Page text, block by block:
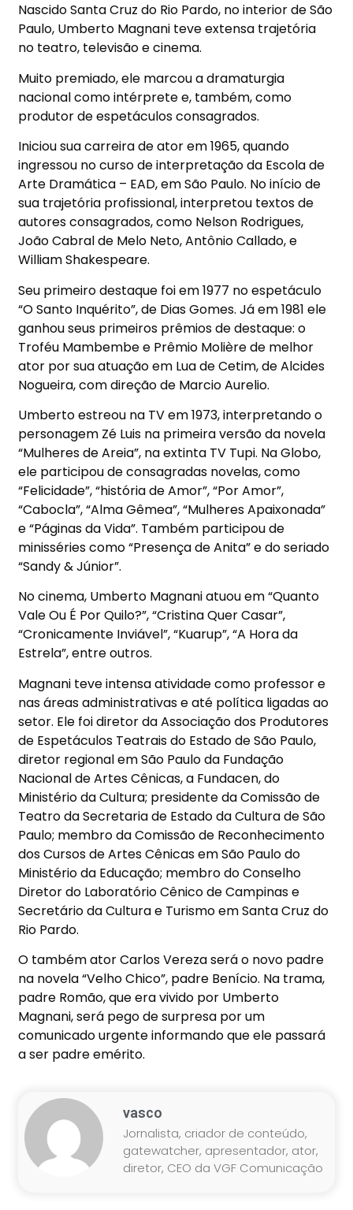
Nascido Santa Cruz do Rio Pardo, no interior de São
Paulo, Umberto Magnani teve extensa trajetória
no teatro, televisão e cinema.
Muito premiado, ele marcou a dramaturgia
nacional como intérprete e, também, como
produtor de espetáculos consagrados.
Iniciou sua carreira de ator em 1965, quando
ingressou no curso de interpretação da Escola de
Arte Dramática – EAD, em São Paulo. No início de
sua trajetória profissional, interpretou textos de
autores consagrados, como Nelson Rodrigues,
João Cabral de Melo Neto, Antônio Callado, e
William Shakespeare.
Seu primeiro destaque foi em 1977 no espetáculo
“O Santo Inquérito”, de Dias Gomes. Já em 1981 ele
ganhou seus primeiros prêmios de destaque: o
Troféu Mambembe e Prêmio Molière de melhor
ator por sua atuação em Lua de Cetim, de Alcides
Nogueira, com direção de Marcio Aurelio.
Umberto estreou na TV em 1973, interpretando o
personagem Zé Luis na primeira versão da novela
“Mulheres de Areia”, na extinta TV Tupi. Na Globo,
ele participou de consagradas novelas, como
“Felicidade”, “história de Amor”, “Por Amor”,
“Cabocla”, “Alma Gêmea”, “Mulheres Apaixonada”
e “Páginas da Vida”. Também participou de
minisséries como “Presença de Anita” e do seriado
“Sandy & Júnior”.
No cinema, Umberto Magnani atuou em “Quanto
Vale Ou É Por Quilo?”, “Cristina Quer Casar”,
“Cronicamente Inviável”, “Kuarup”, “A Hora da
Estrela”, entre outros.
Magnani teve intensa atividade como professor e
nas áreas administrativas e até política ligadas ao
setor. Ele foi diretor da Associação dos Produtores
de Espetáculos Teatrais do Estado de São Paulo,
diretor regional em São Paulo da Fundação
Nacional de Artes Cênicas, a Fundacen, do
Ministério da Cultura; presidente da Comissão de
Teatro da Secretaria de Estado da Cultura de São
Paulo; membro da Comissão de Reconhecimento
dos Cursos de Artes Cênicas em São Paulo do
Ministério da Educação; membro do Conselho
Diretor do Laboratório Cênico de Campinas e
Secretário da Cultura e Turismo em Santa Cruz do
Rio Pardo.
O também ator Carlos Vereza será o novo padre
na novela “Velho Chico”, padre Benício. Na trama,
padre Romão, que era vivido por Umberto
Magnani, será pego de surpresa por um
comunicado urgente informando que ele passará
a ser padre emérito.
vasco
Jornalista, criador de conteúdo,
gatewatcher, apresentador, ator,
diretor, CEO da VGF Comunicação